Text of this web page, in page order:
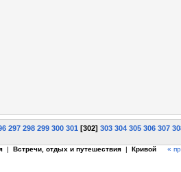
297 298 299 300 301 [302] 303 304 305 306 307
| Встречи, отдых и путешествия | Кривой
«